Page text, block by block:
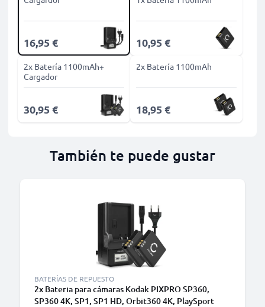
16,95 € 10,95 €
2x Batería 1100mAh+
Cargador
30,95 €
2x Batería 1100mAh
18,95 €
También te puede gustar
BATERÍAS DE REPUESTO
2x Bateria para cámaras Kodak PIXPRO SP360,
SP360 4K, SP1, SP1 HD, Orbit360 4K, PlaySport